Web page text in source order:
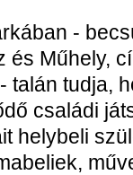
-
és Műhely,
talán tudja,
családi
helybeli